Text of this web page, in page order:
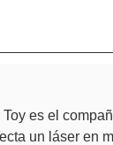
es el
un láser en